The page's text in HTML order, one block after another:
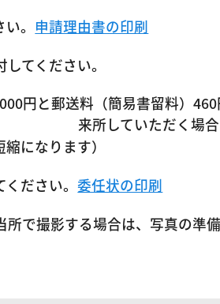
。 申請理由書の印刷
てください。
円と郵送料（簡易書留料）
来所していただく場合
になります）
ください。委任状の印刷
で撮影する場合は、写真の準備